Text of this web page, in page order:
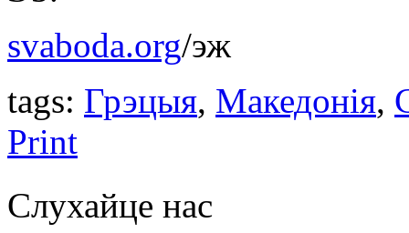
svaboda.org/эж
tags: Грэцыя, Македонія,
Print
Слухайце нас